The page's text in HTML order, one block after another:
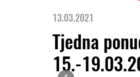
13.03.2021
Tjedna
15.-